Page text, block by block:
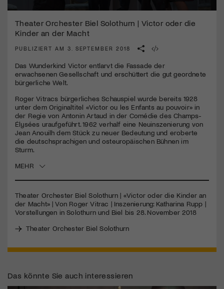
seconds
minutes,
seconds
Theater Orchester Biel Solothurn | Victor oder die
Kinder an der Macht
PUBLIZIERT AM 3. SEPTEMBER 2018
Das Wunderkind Victor entlarvt die Fassade der
erwachsenen Gesellschaft und erschüttert die gut geordnete
bürgerliche Welt.
Roger Vitracs bürgerliches Schauspiel wurde bereits 1928
unter dem Originaltitel «Victor ou les Enfants au pouvoir» in
der Regie von Antonin Artaud in der Comédie des Champs-
Élysées uraufgeführt. 1962 verhalf eine Neuinszenierung von
Jean Anouilh dem Stück zu neuer Bedeutung und eroberte
die deutschsprachigen und osteuropäischen Bühnen im
Sturm.
MEHR
Theater Orchester Biel Solothurn | «Victor oder die Kinder an
der Macht» | Von Roger Vitrac | Inszenierung: Katharina Rupp |
Vorstellungen in Solothurn und Biel bis 28. November 2018
Theater Orchester Biel Solothurn
Das könnte Sie auch interessieren
Kulturinstitution und unterstütze unsere Arbeit.
Mit deiner Mitgliedschaft erhältst du kostenlosen Zugang zu
diversen Kulturevents.
Jetzt Mitglied werden